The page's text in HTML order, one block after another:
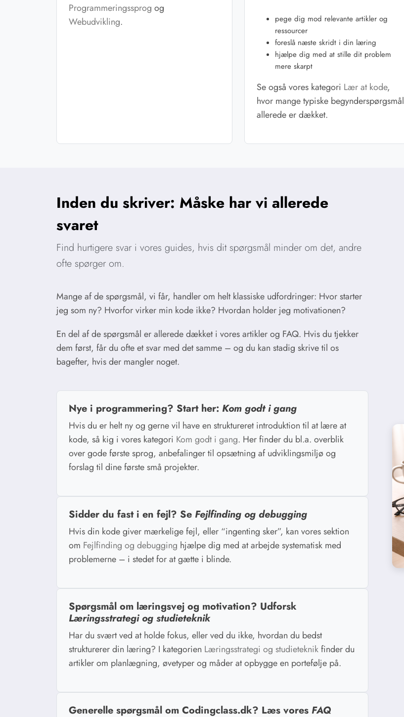
Programmeringssprog og
Webudvikling.
pege dig mod relevante artikler og
ressourcer
foreslå næste skridt i din læring
hjælpe dig med at stille dit problem
mere skarpt
Se også vores kategori Lær at kode,
hvor mange typiske begynderspørgsmål
allerede er dækket.
Inden du skriver: Måske har vi allerede
svaret
Find hurtigere svar i vores guides, hvis dit spørgsmål minder om det, andre
ofte spørger om.
Mange af de spørgsmål, vi får, handler om helt klassiske udfordringer: Hvor starter
jeg som ny? Hvorfor virker min kode ikke? Hvordan holder jeg motivationen?
En del af de spørgsmål er allerede dækket i vores artikler og FAQ. Hvis du tjekker
dem først, får du ofte et svar med det samme – og du kan stadig skrive til os
bagefter, hvis der mangler noget.
Nye i programmering? Start her: Kom godt i gang
Hvis du er helt ny og gerne vil have en struktureret introduktion til at lære at
kode, så kig i vores kategori Kom godt i gang. Her finder du bl.a. overblik
over gode første sprog, anbefalinger til opsætning af udviklingsmiljø og
forslag til dine første små projekter.
Sidder du fast i en fejl? Se Fejlfinding og debugging
Hvis din kode giver mærkelige fejl, eller “ingenting sker”, kan vores sektion
om Fejlfinding og debugging hjælpe dig med at arbejde systematisk med
problemerne – i stedet for at gætte i blinde.
Spørgsmål om læringsvej og motivation? Udforsk
Læringsstrategi og studieteknik
Har du svært ved at holde fokus, eller ved du ikke, hvordan du bedst
strukturerer din læring? I kategorien Læringsstrategi og studieteknikfinder du
artikler om planlægning, øvetyper og måder at opbygge en portefølje på.
Generelle spørgsmål om Codingclass.dk? Læs vores FAQ